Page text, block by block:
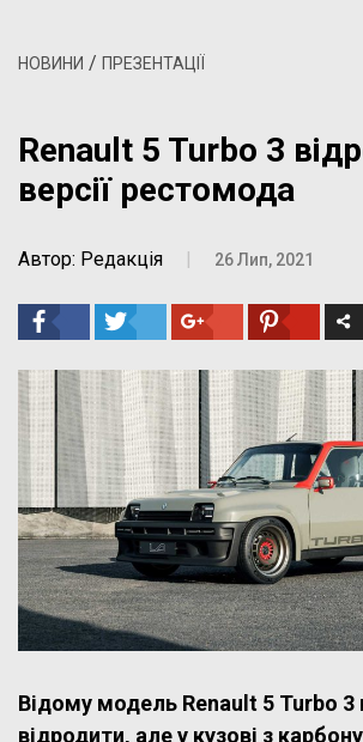
НОВИНИ / ПРЕЗЕНТАЦІЇ
Renault 5 Turbo 3
версії рестомода
Автор: Редакція | 26 Лип, 2021
Відому модель Renault 5 Turbo 3
відродити, але у кузові з